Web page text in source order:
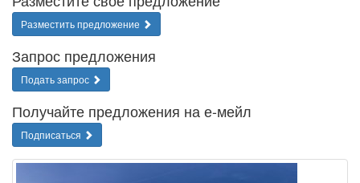
Разместить предложение
Запрос предложения
Подать запрос
Получайте предложения на е-мейл
Подписаться